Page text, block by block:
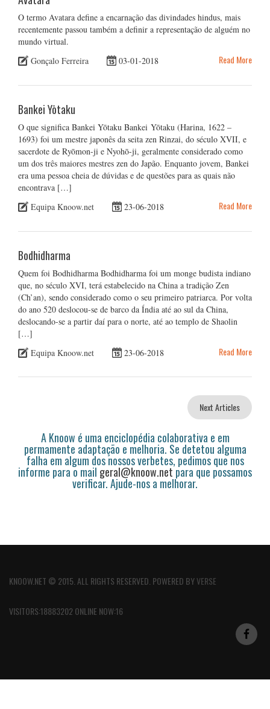
O termo Avatara define a encarnação das divindades hindus, mais
recentemente passou também a definir a representação de alguém no
mundo virtual.
Gonçalo Ferreira
03-01-2018 Read More
Bankei Yōtaku
O que significa Bankei Yōtaku Bankei Yōtaku (Harina, 1622 –
1693) foi um mestre japonês da seita zen Rinzai, do século XVII, e
sacerdote de Ryōmon-ji e Nyohō-ji, geralmente considerado como
um dos três maiores mestres zen do Japão. Enquanto jovem, Bankei
era uma pessoa cheia de dúvidas e de questões para as quais não
encontrava […]
Equipa Knoow.net
23-06-2018 Read More
Bodhidharma
Quem foi Bodhidharma Bodhidharma foi um monge budista indiano
que, no século XVI, terá estabelecido na China a tradição Zen
(Ch’an), sendo considerado como o seu primeiro patriarca. Por volta
do ano 520 deslocou-se de barco da Índia até ao sul da China,
deslocando-se a partir daí para o norte, até ao templo de Shaolin
[…]
Equipa Knoow.net
23-06-2018 Read More
Next Articles
A Knoow é uma enciclopédia colaborativa e em
permamente adaptação e melhoria. Se detetou alguma
falha em algum dos nossos verbetes, pedimos que nos
informe para o mail geral@knoow.netpara que possamos
verificar. Ajude-nos a melhorar.
KNOOW.NET © 2015. ALL RIGHTS RESERVED. POWERED BYVERSE
VISITORS:18883202 ONLINE NOW:16